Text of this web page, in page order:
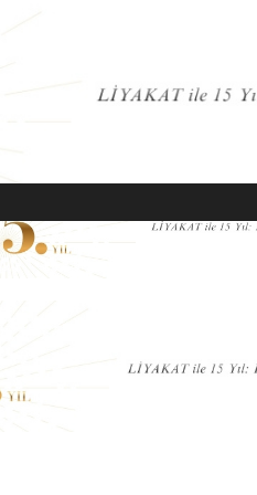
SANAT